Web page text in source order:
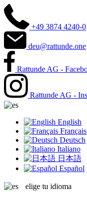
+49 3874 4240-0
deu@rattunde.one
Rattunde AG -
Rattunde AG -
English
Français
Deutsch
Italiano
日本語
Español
elige tu idioma